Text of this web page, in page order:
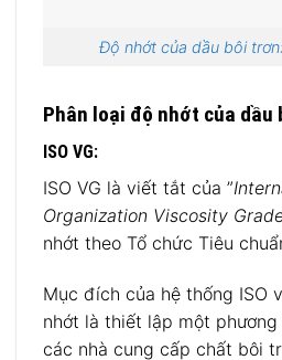
Độ nhớt của dầu bôi
Phân loại độ nhớt của dầu
ISO VG:
ISO VG là viết tắt của ”
Organization Viscosity
nhớt theo Tổ chức Tiêu
Mục đích của hệ thống ISO
nhớt là thiết lập một
các nhà cung cấp chất bôi